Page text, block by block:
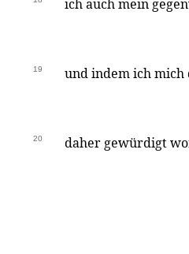
ich auch mein
19 und indem ich mich
20 daher gewürdigt